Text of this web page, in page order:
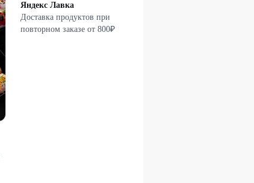
Яндекс Лавка
Доставка продуктов при
повторном заказе от 800₽